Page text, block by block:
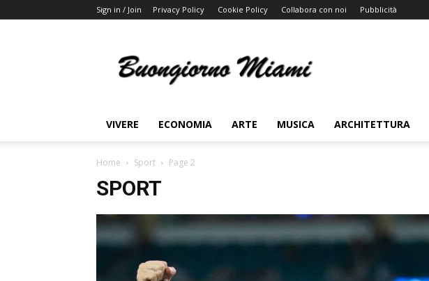
Sign in / Join Privacy Policy Cookie Policy Collabora con noi Pubblicità
Miami
VIVERE ECONOMIA ARTE MUSICA ARCHITETTURA
Home Sport Page 2
SPORT